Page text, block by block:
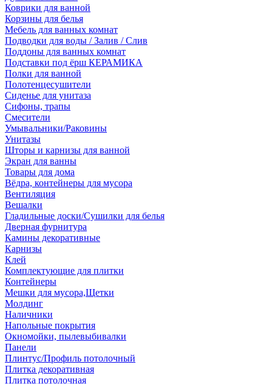
Коврики для ванной
Корзины для белья
Мебель для ванных комнат
Подводки для воды / Залив / Слив
Поддоны для ванных комнат
Подставки под ёрш КЕРАМИКА
Полки для ванной
Полотенцесушители
Сиденье для унитаза
Сифоны, трапы
Смесители
Умывальники/Раковины
Унитазы
Шторы и карнизы для ванной
Экран для ванны
Товары для дома
Вёдра, контейнеры для мусора
Вентиляция
Вешалки
Гладильные доски/Сушилки для белья
Дверная фурнитура
Камины декоративные
Карнизы
Клей
Комплектующие для плитки
Контейнеры
Мешки для мусора,Щетки
Молдинг
Наличники
Напольные покрытия
Окномойки, пылевыбивалки
Панели
Плинтус/Профиль потолочный
Плитка декоративная
Плитка потолочная